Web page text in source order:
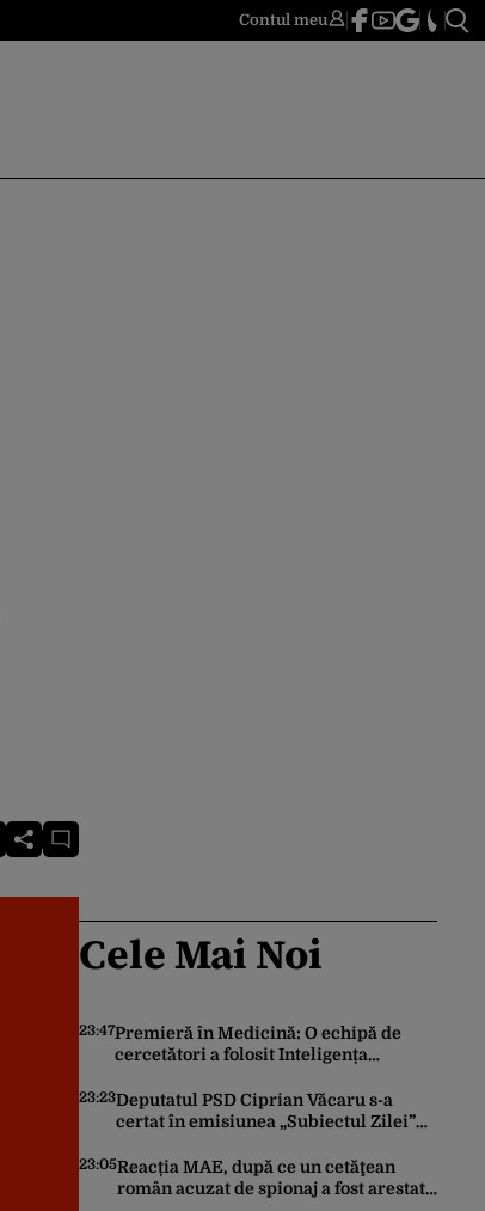
Contul meu
Cele Mai Noi
23:47Premieră în Medicină: O echipă de
cercetători a folosit Inteligența
virusuri sintetice la tratarea de E.coli
23:23Deputatul PSD Ciprian Văcaru s-a
certat în emisiunea „Subiectul Zilei”
deficitul fiind motivul scandalului
23:05Reacția MAE, după ce un cetăţean
român acuzat de spionaj a fost arestat